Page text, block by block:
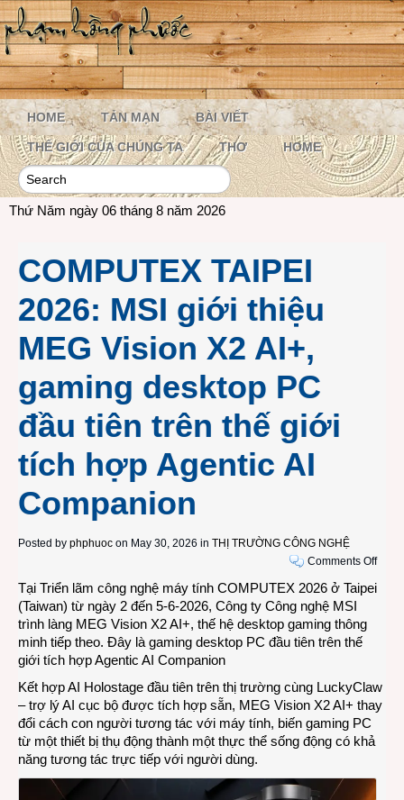
HOME TẢN MẠN BÀI VIẾT
THẾ GIỚI CỦA CHÚNG TA THƠ HOME
Thứ Năm ngày 06 tháng 8 năm 2026
COMPUTEX TAIPEI
2026: MSI giới thiệu
MEG Vision X2 AI+,
gaming desktop PC
đầu tiên trên thế giới
tích hợp Agentic AI
Companion
Posted by phphuoc on May 30, 2026 in THỊ TRƯỜNG CÔNG NGHỆ
Comments Offon
MEG
Tại Triển lãm công nghệ máy tính COMPUTEX 2026 ở Taipei
(Taiwan) từ ngày 2 đến 5-6-2026, Công ty Công nghệ MSI
trình làng MEG Vision X2 AI+, thế hệ desktop gaming thông
minh tiếp theo. Đây là gaming desktop PC đầu tiên trên thế
giới tích hợp Agentic AI Companion
Kết hợp AI Holostage đầu tiên trên thị trường cùng LuckyClaw
– trợ lý AI cục bộ được tích hợp sẵn, MEG Vision X2 AI+ thay
đổi cách con người tương tác với máy tính, biến gaming PC
từ một thiết bị thụ động thành một thực thể sống động có khả
năng tương tác trực tiếp với người dùng.